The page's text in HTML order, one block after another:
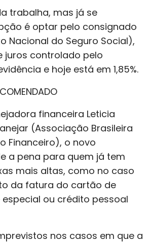
trabalha, mas já se
é optar pelo consignado
Nacional do Seguro Social),
juros controlado pelo
e hoje está em 1,85%.
financeira Leticia
(Associação Brasileira
Financeiro), o novo
a pena para quem já tem
mais altas, como no caso
da fatura do cartão de
ou crédito pessoal
nos casos em que a